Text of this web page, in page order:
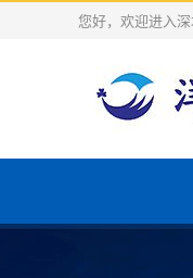
您好，欢迎进入